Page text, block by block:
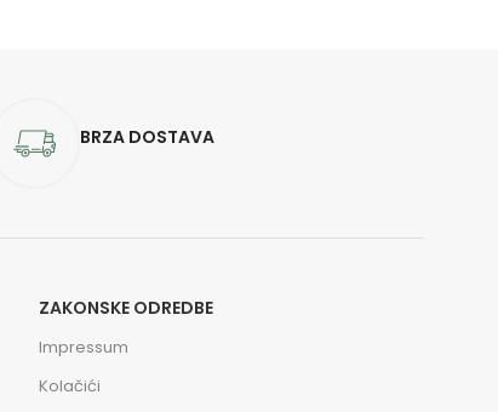
BRZA DOSTAVA
ZAKONSKE ODREDBE
Impressum
Kolačići